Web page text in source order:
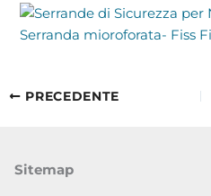
PRECEDENTE
Sitemap